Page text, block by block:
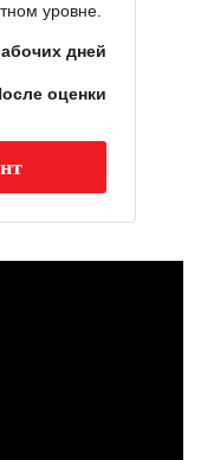
уровне.
дней
оценки